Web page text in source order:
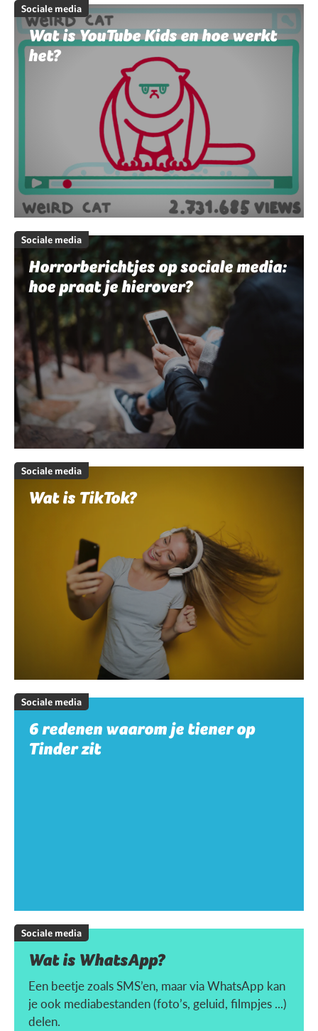
Sociale media
Wat is YouTube Kids en hoe werkt
het?
Sociale media
Horrorberichtjes op sociale media:
hoe praat je hierover?
Sociale media
Wat is TikTok?
Sociale media
6 redenen waarom je tiener op
Tinder zit
Sociale media
Wat is WhatsApp?
Een beetje zoals SMS’en, maar via WhatsApp kan
je ook mediabestanden (foto’s, geluid, filmpjes ...)
delen.